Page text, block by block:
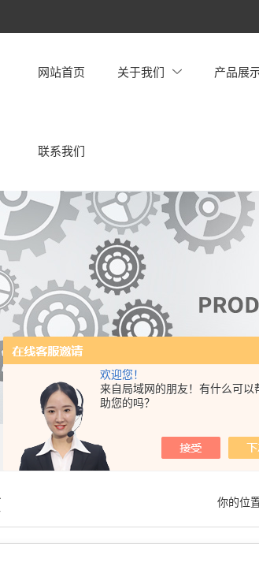
欢迎您！
来自局域网的朋友！有什么可以
助您的吗？
网站首页 关于我们 产品展
联系我们
你的位置